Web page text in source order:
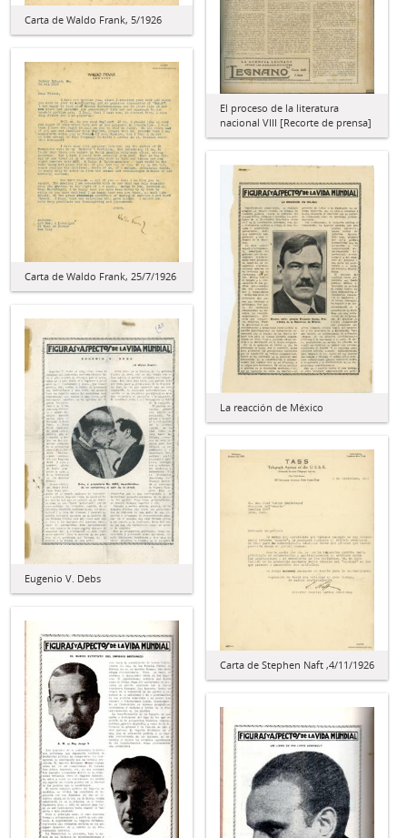
El proceso de la literatura
nacional VIII [Recorte de prensa]
Carta de Waldo Frank, 5/1926
Carta de Waldo Frank, 25/7/1926
La reacción de México
Eugenio V. Debs
Carta de Stephen Naft ,4/11/1926